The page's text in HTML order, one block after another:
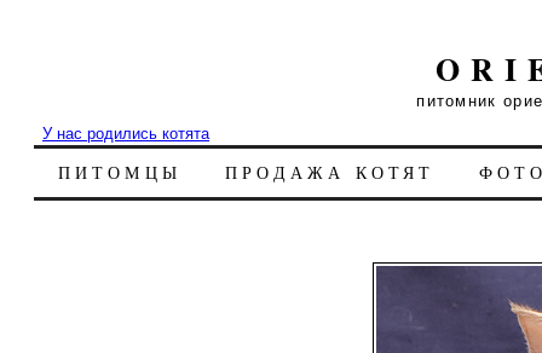
питомник
У нас родились котята
ПИТОМЦЫ ПРОДАЖА КОТЯТ